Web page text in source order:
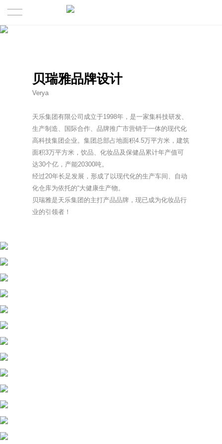
贝瑞雅品牌设计
Verya
天乐集团有限公司成立于1998年，是一家集科技研发、
生产制造、国际合作、品牌推广市营销于一体的现代化
高科技集团企业。集团总部占地面积4.5万平方米，建筑
面积3万平方米，饮品、化妆品及保健品累计年产值可
达30个亿，产能20300吨。
经过20年长足发展，形成了以现代化的生产车间、自动
化仓库为依托的“大健康生产物。
贝瑞雅是天乐集团的主打产品品牌，现已成为化妆品行
业的引领者！
我们的简介
我们的理念
精英团队
最新观点
服务范围
联系我们
合作伙伴